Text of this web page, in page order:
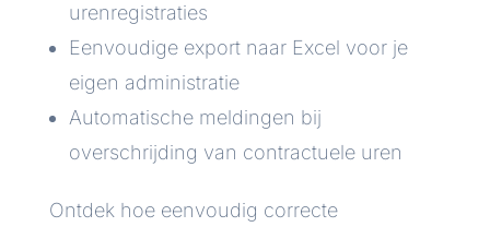
urenregistraties
Eenvoudige export naar Excel voor je
eigen administratie
Automatische meldingen bij
overschrijding van contractuele uren
Ontdek hoe eenvoudig correcte